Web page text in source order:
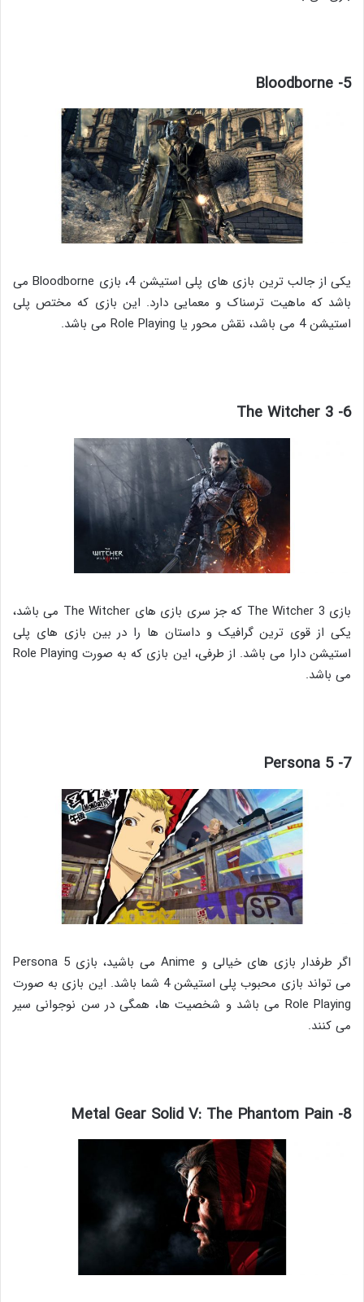
5- Bloodborne
یکی از جالب ترین بازی های پلی استیشن 4، بازی Bloodborne می
باشد که ماهیت ترسناک و معمایی دارد. این بازی که مختص پلی
استیشن 4 می باشد، نقش محور یا Role Playing می باشد.
6- The Witcher 3
بازی The Witcher 3 که جز سری بازی های The Witcher می باشد،
یکی از قوی ترین گرافیک و داستان ها را در بین بازی های پلی
استیشن دارا می باشد. از طرفی، این بازی که به صورت Role Playing
می باشد.
7- Persona 5
اگر طرفدار بازی های خیالی و Anime می باشید، بازی Persona 5
می تواند بازی محبوب پلی استیشن 4 شما باشد. این بازی به صورت
Role Playing می باشد و شخصیت ها، همگی در سن نوجوانی سیر
می کنند.
8- Metal Gear Solid V: The Phantom Pain